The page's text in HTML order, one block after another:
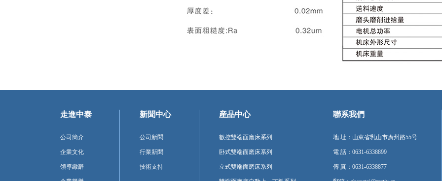
走進中泰
公司簡介
企業文化
領導緻辭
新聞中心
公司新聞
行業新聞
技術支持
産品中心
數控雙端面磨床系列
卧式雙端面磨床系列
立式雙端面磨床系列
聯系我們
地 址：山東省乳山市廣州路55号
電 話：0631-6338899
傳 真：0631-6338877